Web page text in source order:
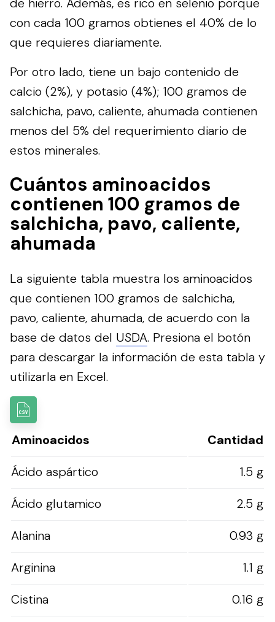
con cada 100 gramos obtienes el 40% de lo
que requieres diariamente.
Por otro lado, tiene un bajo contenido de
calcio (2%), y potasio (4%); 100 gramos de
salchicha, pavo, caliente, ahumada contienen
menos del 5% del requerimiento diario de
estos minerales.
Cuántos aminoacidos
contienen 100 gramos de
salchicha, pavo, caliente,
ahumada
La siguiente tabla muestra los aminoacidos
que contienen 100 gramos de salchicha,
pavo, caliente, ahumada, de acuerdo con la
base de datos del USDA. Presiona el botón
para descargar la información de esta tabla y
utilizarla en Excel.
Aminoacidos
Cantidad
Ácido aspártico
1.5 g
Ácido glutamico
2.5 g
Alanina
0.93 g
Arginina
1.1 g
Cistina
0.16 g